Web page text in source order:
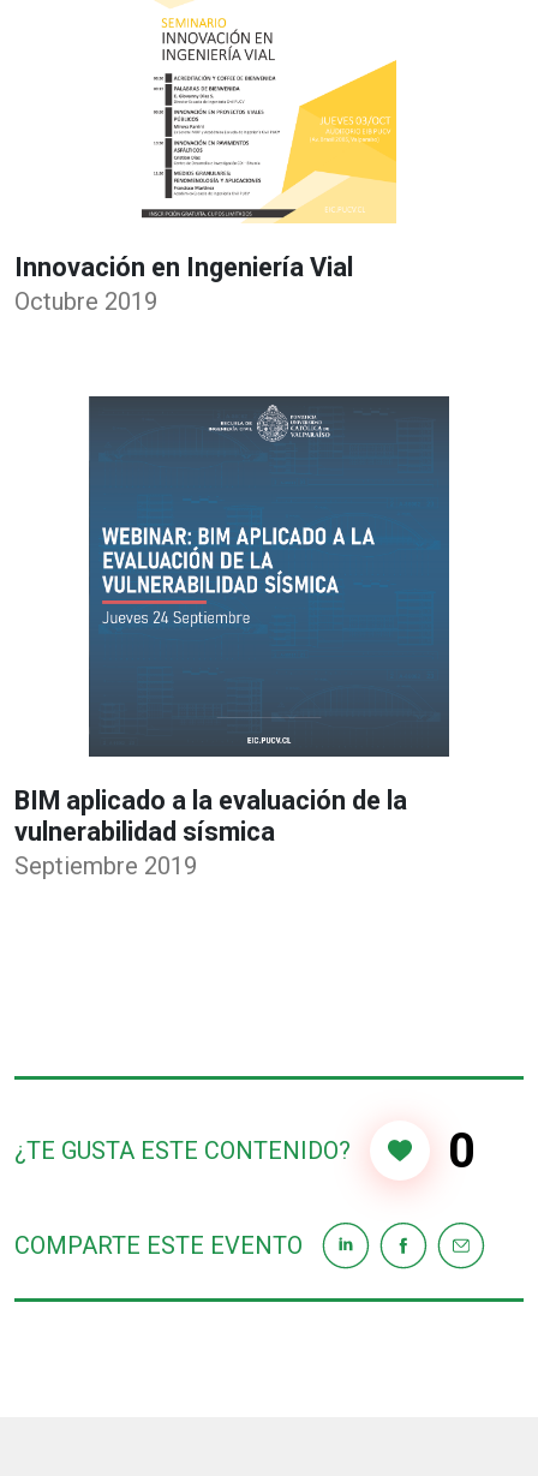
Innovación en Ingeniería Vial
Octubre 2019
BIM aplicado a la evaluación de la
vulnerabilidad sísmica
Septiembre 2019
¿TE GUSTA ESTE CONTENIDO? 0
COMPARTE ESTE EVENTO